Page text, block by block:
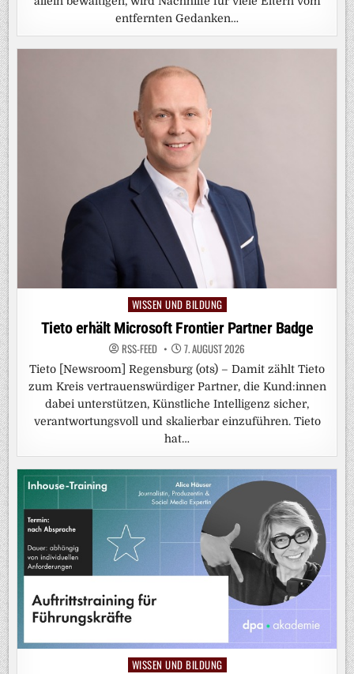
entfernten Gedanken…
Posted
in
WISSEN UND BILDUNG
Tieto erhält Microsoft Frontier Partner Badge
RSS-FEED 7. AUGUST 2026
Tieto [Newsroom] Regensburg (ots) – Damit zählt Tieto
zum Kreis vertrauenswürdiger Partner, die Kund:innen
dabei unterstützen, Künstliche Intelligenz sicher,
verantwortungsvoll und skalierbar einzuführen. Tieto
hat…
Posted
WISSEN UND BILDUNG